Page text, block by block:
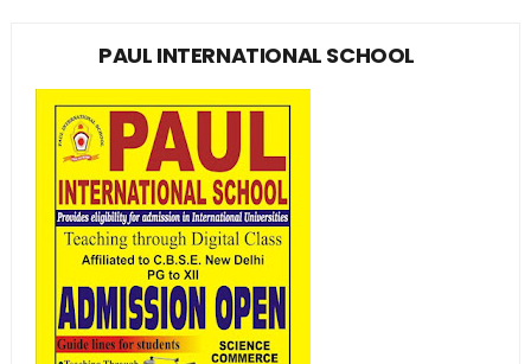
PAUL INTERNATIONAL SCHOOL